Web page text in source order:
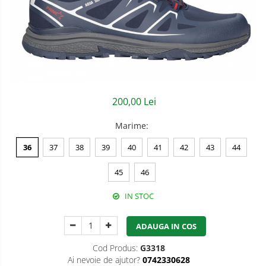
Jachete/Bluze Salopeta
Pantaloni cu pieptar
Pantaloni de lucru
Reflectorizante
Accesorii alpinism utilitar
Semnalizare rutiera
200,00 Lei
Marime:
36 37 38 39 40 41 42 43 44
45 46
IN STOC
ADAUGA IN COS
Cod Produs: G3318
Ai nevoie de ajutor? 0742330628